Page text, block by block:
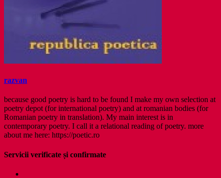
razvan
because good poetry is hard to be found I make my own selection at
poetry depot (for international poetry) and at romanian bodies (for
Romanian poetry in translation). My main interest is in
contemporary poetry. I call it a relational reading of poetry. more
about me here: https://poetic.ro
Servicii verificate și confirmate